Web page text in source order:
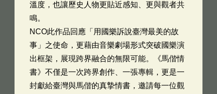
溫度，也讓歷史人物更貼近感知、更與觀者共
鳴。
NCO此作品回應「用國樂訴說臺灣最美的故
事」之使命，更藉由音樂劇場形式突破國樂演
出框架，展現跨界融合的無限可能。《馬偕情
書》不僅是一次跨界創作、一張專輯，更是一
封獻給臺灣與馬偕的真摯情書，邀請每一位觀